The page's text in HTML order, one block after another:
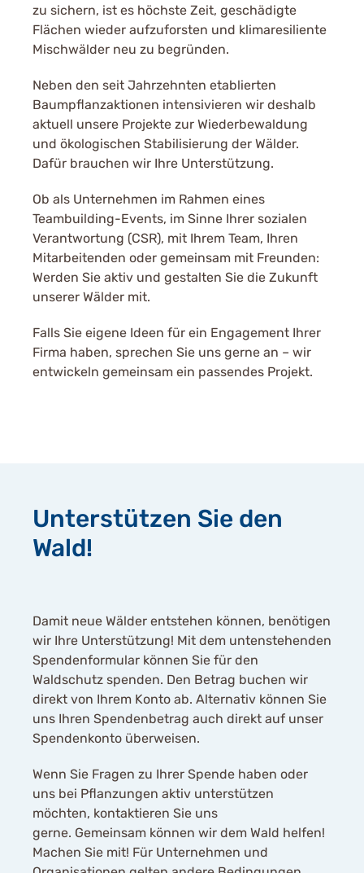
zu sichern, ist es höchste Zeit, geschädigte
Flächen wieder aufzuforsten und klimaresiliente
Mischwälder neu zu begründen.
Neben den seit Jahrzehnten etablierten
Baumpflanzaktionen intensivieren wir deshalb
aktuell unsere Projekte zur Wiederbewaldung
und ökologischen Stabilisierung der Wälder.
Dafür brauchen wir Ihre Unterstützung.
Ob als Unternehmen im Rahmen eines
Teambuilding-Events, im Sinne Ihrer sozialen
Verantwortung (CSR), mit Ihrem Team, Ihren
Mitarbeitenden oder gemeinsam mit Freunden:
Werden Sie aktiv und gestalten Sie die Zukunft
unserer Wälder mit.
Falls Sie eigene Ideen für ein Engagement Ihrer
Firma haben, sprechen Sie uns gerne an – wir
entwickeln gemeinsam ein passendes Projekt.
Unterstützen Sie den
Wald!
Damit neue Wälder entstehen können, benötigen
wir Ihre Unterstützung! Mit dem untenstehenden
Spendenformular können Sie für den
Waldschutz spenden. Den Betrag buchen wir
direkt von Ihrem Konto ab. Alternativ können Sie
uns Ihren Spendenbetrag auch direkt auf unser
Spendenkonto überweisen.
Wenn Sie Fragen zu Ihrer Spende haben oder
uns bei Pflanzungen aktiv unterstützen
möchten, kontaktieren Sie uns
gerne. Gemeinsam können wir dem Wald helfen!
Machen Sie mit! Für Unternehmen und